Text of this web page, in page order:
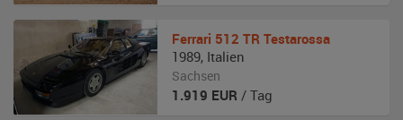
Ferrari 512 TR Testarossa
1989, Italien
Sachsen
1.919 EUR / Tag